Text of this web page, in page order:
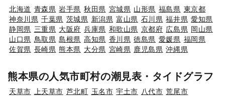
北海道 青森県 岩手県 秋田県 宮城県 山形県 福島県 東京都
神奈川県 千葉県 茨城県 新潟県 富山県 石川県 福井県 愛知県
静岡県 三重県 大阪府 兵庫県 和歌山県 京都府 広島県 岡山県
山口県 鳥取県 島根県 高知県 香川県 徳島県 愛媛県 福岡県
佐賀県 長崎県 熊本県 大分県 宮崎県 鹿児島県 沖縄県
熊本県の人気市町村の潮見表・タイドグラフ
天草市 上天草市 芦北町 玉名市 宇土市 八代市 荒尾市